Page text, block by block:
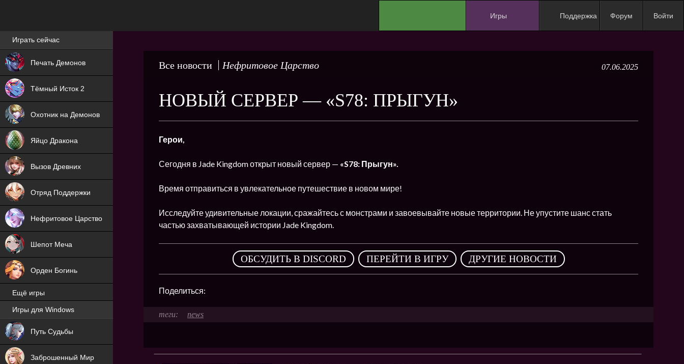
Игры
NEW
NEW
NEW
Поддержка Форум Войти
Все новости Нефритовое Царство 07.06.2025
НОВЫЙ СЕРВЕР — «S78: ПРЫГУН»
Герои,
Сегодня в Jade Kingdom открыт новый сервер — «S78: Прыгун».
Время отправиться в увлекательное путешествие в новом мире!
Исследуйте удивительные локации, сражайтесь с монстрами и завоевывайте новые территории. Не упустите шанс стать
частью захватывающей истории Jade Kingdom.
ОБСУДИТЬ В DISCORD , ПЕРЕЙТИ В ИГРУ , ДРУГИЕ НОВОСТИ
Поделиться:
news
Лучшие игры онлайн
Играть сейчас
Печать Демонов
NEW
Тёмный Исток 2
NEW
Охотник на Демонов
ХИТ
Яйцо Дракона
NEW
Вызов Древних
ХИТ
Отряд Поддержки
ХИТ
Нефритовое Царство
Шепот Меча
Орден Богинь
Ещё игры
Игры для Windows
Путь Судьбы
Заброшенный Мир
NEW